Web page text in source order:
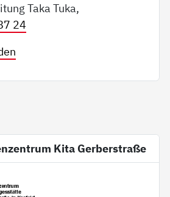
Taka Tuka,
24
Kita Gerberstraße